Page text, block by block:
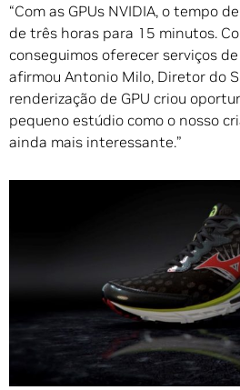
“Com as GPUs NVIDIA, o tempo
de três horas para 15 minutos.
conseguimos oferecer serviços
afirmou Antonio Milo, Diretor do
renderização de GPU criou
pequeno estúdio como o nosso
ainda mais interessante.”